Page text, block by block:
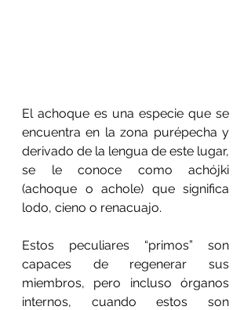
El achoque es una especie que se
encuentra en la zona purépecha y
derivado de la lengua de este lugar,
se le conoce como achójki
(achoque o achole) que significa
lodo, cieno o renacuajo.
Estos peculiares “primos” son
capaces de regenerar sus
miembros, pero incluso órganos
internos, cuando estos son